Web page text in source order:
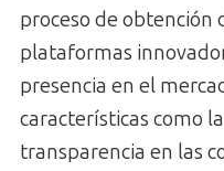
proceso de obtención
plataformas
presencia en el
características como
transparencia en las